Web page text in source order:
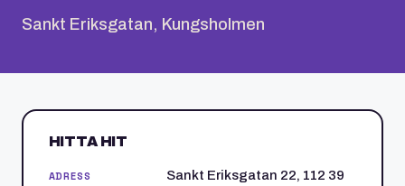
Sankt Eriksgatan, Kungsholmen
HITTA HIT
ADRESS
Sankt Eriksgatan 22, 112 39